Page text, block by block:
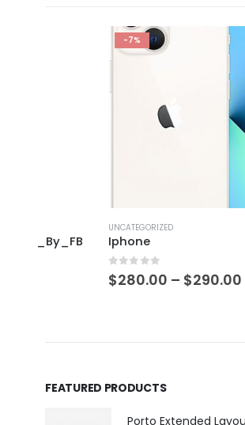
UNCATEGORIZED
Iphone
out of 5– $290.00
FEATURED PRODUCTS
Porto Extended